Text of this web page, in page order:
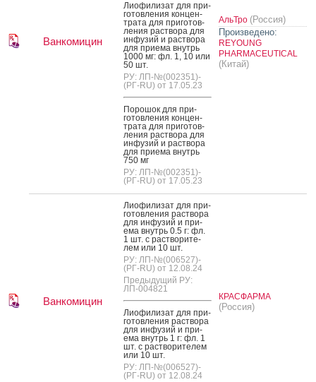
Ванкомицин
Ли­офи­лизат для при­
готов­ле­ния кон­цен­
тра­та для при­готов­
ле­ния рас­тво­ра для
ин­фу­зий и рас­тво­ра
для при­ема внутрь
1000 мг: фл. 1, 10 или
50 шт.
РУ: ЛП-№(002351)-
(РГ-RU) от 17.05.23
По­рошок для при­
готов­ле­ния кон­цен­
тра­та для при­готов­
ле­ния рас­тво­ра для
ин­фу­зий и рас­тво­ра
для при­ема внутрь
750 мг
РУ: ЛП-№(002351)-
(РГ-RU) от 17.05.23
АльТро (Россия)
Произведено:
REYOUNG
PHARMACEUTICAL
(Китай)
Ванкомицин
Ли­офи­лизат для при­
готов­ле­ния рас­тво­ра
для ин­фу­зий и при­
ема внутрь 0.5 г: фл.
1 шт. с рас­тво­рите­
лем или 10 шт.
РУ: ЛП-№(006527)-
(РГ-RU) от 12.08.24
Предыдущий РУ:
ЛП-004821
Ли­офи­лизат для при­
готов­ле­ния рас­тво­ра
для ин­фу­зий и при­
ема внутрь 1 г: фл. 1
шт. с рас­тво­рите­лем
или 10 шт.
РУ: ЛП-№(006527)-
(РГ-RU) от 12.08.24
КРАСФАРМА
(Россия)